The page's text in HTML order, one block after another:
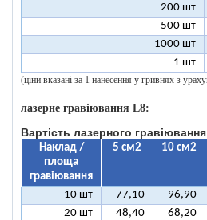
200 шт
500 шт
1000 шт
1 шт
(ціни вказані за 1 нанесення у гривнях з
лазерне гравіювання L8:
Вартість лазерного
Наклад /
площа
гравіювання
5 см2 10 см2
10 шт 77,10 96,90
20 шт
48,40 68,20